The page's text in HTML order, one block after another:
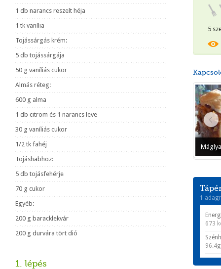
1 db narancs reszelt héja
1 tk vanília
Tojássárgás krém:
5 db tojássárgája
50 g vaníliás cukor
Almás réteg:
600 g alma
1 db citrom és 1 narancs leve
30 g vaníliás cukor
1/2 tk fahéj
Tojáshabhoz:
5 db tojásfehérje
70 g cukor
Egyéb:
200 g baracklekvár
200 g durvára tört dió
1. lépés
5
1
673
96.4g